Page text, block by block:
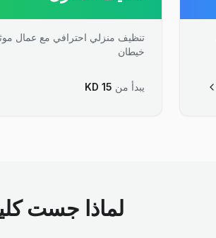
تنظيف منزلي احترافي مع عمال
خيطان
يبدأ من KD 15
لماذا جست